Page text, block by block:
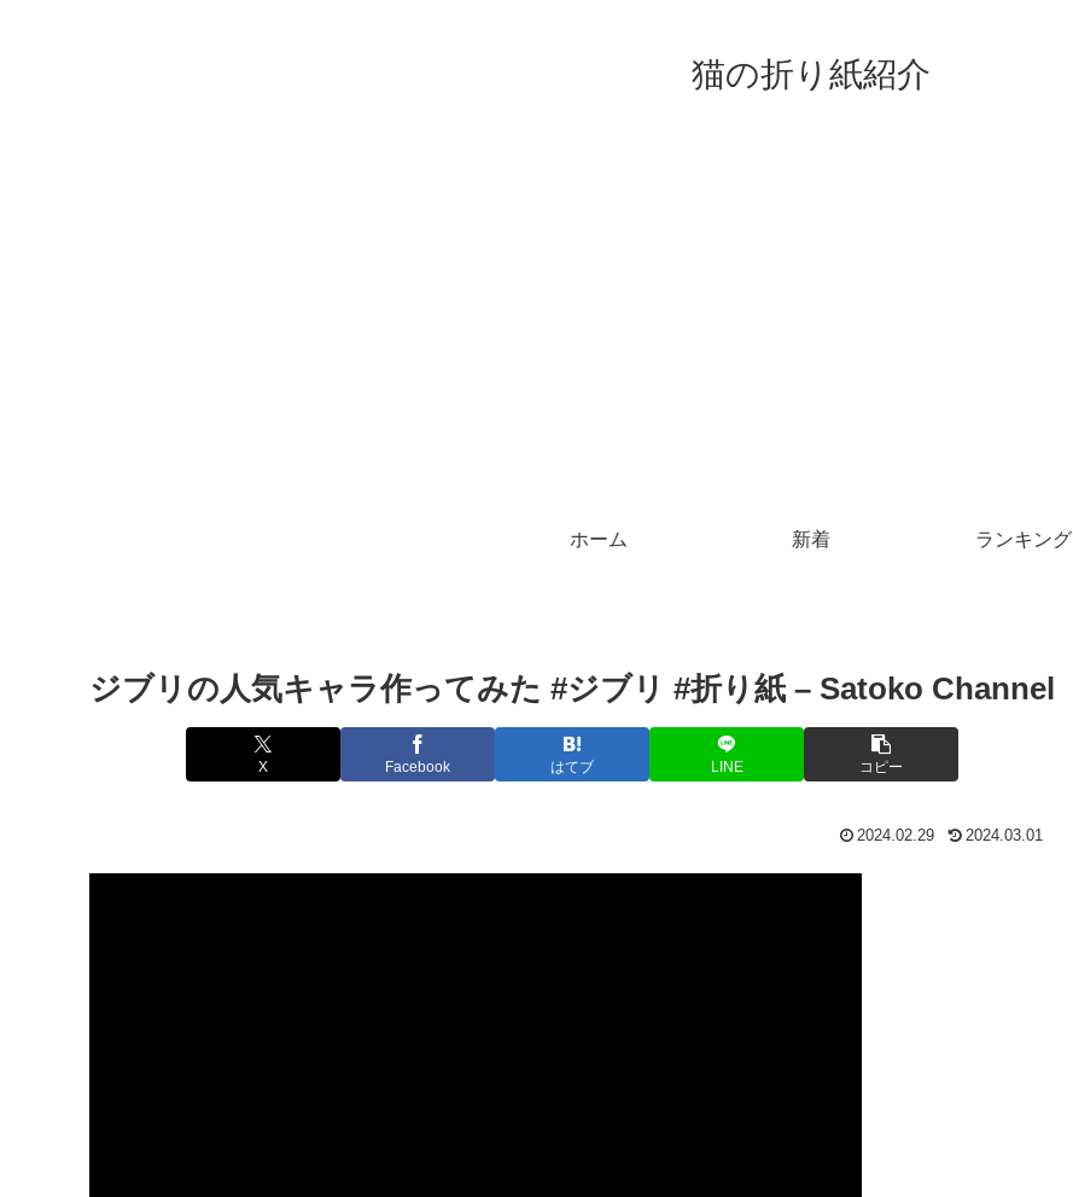
猫の折り紙紹介
ホーム 新着 ランキング
ジブリの人気キャラ作ってみた #ジブリ #折り紙 – Satoko Channel
X Facebook はてブ LINE コピー
2024.02.29 2024.03.01